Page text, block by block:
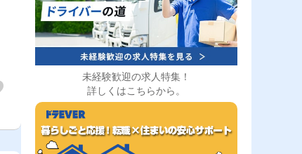
未経験歓迎の求人特集！
詳しくはこちらから。